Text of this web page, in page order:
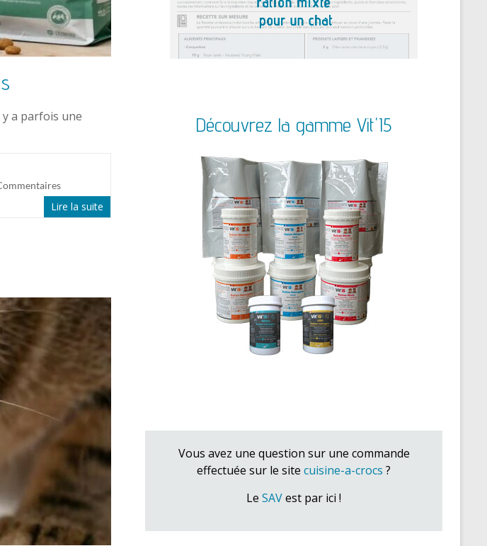
a parfois une
Lire la suite
Découvrez la gamme Vit'I5
Vous avez une question sur une commande
effectuée sur le site cuisine-a-crocs ?
Le SAVest par ici !